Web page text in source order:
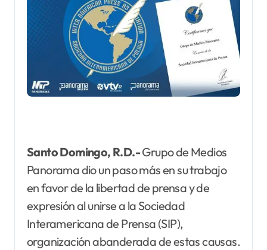
Santo Domingo, R.D.-Grupo de Medios
Panorama dio un paso más en su trabajo
en favor de la libertad de prensa y de
expresión al unirse a la Sociedad
Interamericana de Prensa (SIP),
organización abanderada de estas causas.